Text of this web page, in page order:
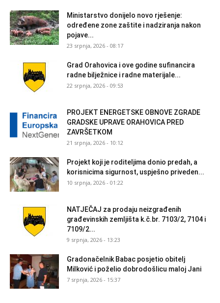
Ministarstvo donijelo novo rješenje:
određene zone zaštite i nadziranja nakon
pojave...
23 srpnja, 2026 - 08:17
Grad Orahovica i ove godine sufinancira
radne bilježnice i radne materijale...
22 srpnja, 2026 - 09:53
PROJEKT ENERGETSKE OBNOVE ZGRADE
GRADSKE UPRAVE ORAHOVICA PRED
ZAVRŠETKOM
21 srpnja, 2026 - 10:12
Projekt koji je roditeljima donio predah, a
korisnicima sigurnost, uspješno priveden...
10 srpnja, 2026 - 01:22
NATJEČAJ za prodaju neizgrađenih
građevinskih zemljišta k.č.br. 7103/2, 7104 i
7109/2...
9 srpnja, 2026 - 13:23
Gradonačelnik Babac posjetio obitelj
Milković i poželio dobrodošlicu maloj Jani
7 srpnja, 2026 - 15:37